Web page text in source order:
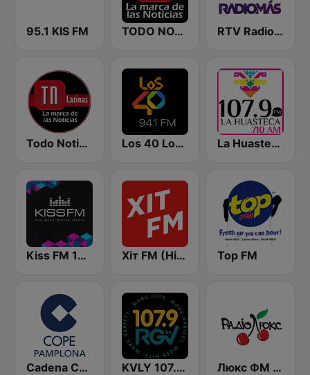
95.1 KIS FM TODO NOTICIAS RADIO RTV Radio Más
Todo Noticias Latinas Los 40 Los Mochis La Huasteca 710 AM
Kiss FM 106.5 (Кисc ФМ) Хіт FM (Hit FM) - Top Top FM
Cadena COPE Pamplona KVLY 107.9 RGV FM Люкс ФМ Україна - Lux FM Ukraine